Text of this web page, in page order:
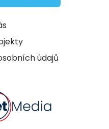
údajů